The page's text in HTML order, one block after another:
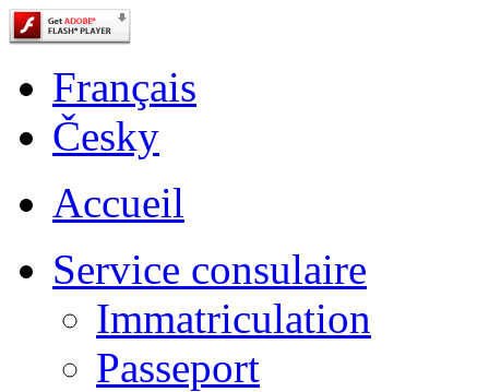
Français
Česky
Accueil
Service consulaire
Immatriculation
Passeport